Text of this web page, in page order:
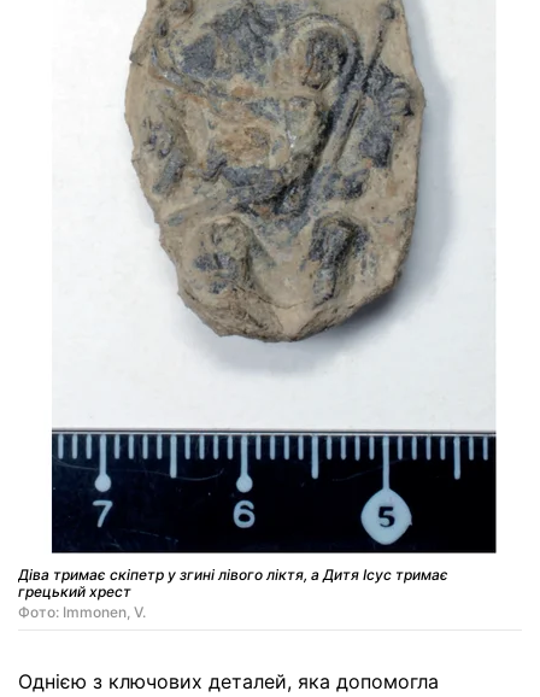
Діва тримає скіпетр у згині лівого ліктя, а Дитя Ісус тримає
грецький хрест
Фото: Immonen, V.
Однією з ключових деталей, яка допомогла